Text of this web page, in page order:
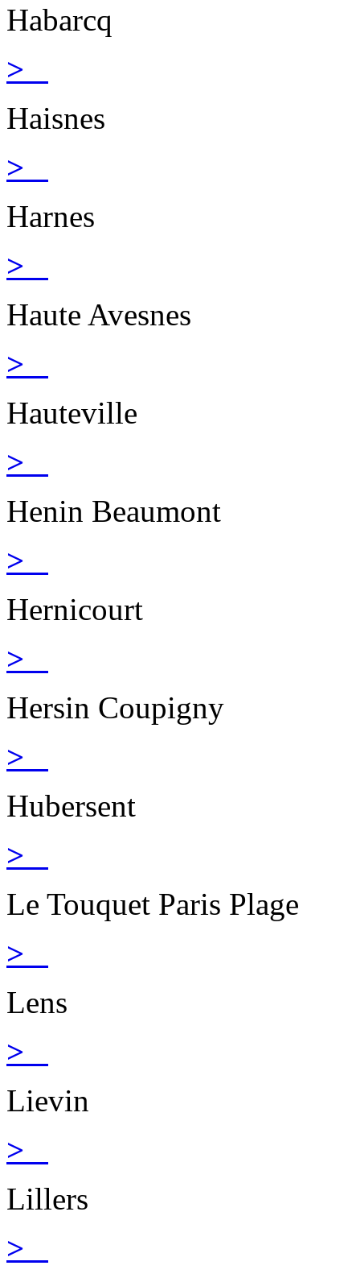
Habarcq
>
Haisnes
>
Harnes
>
Haute Avesnes
>
Hauteville
>
Henin Beaumont
>
Hernicourt
>
Hersin Coupigny
>
Hubersent
>
Le Touquet Paris Plage
>
Lens
>
Lievin
>
Lillers
>